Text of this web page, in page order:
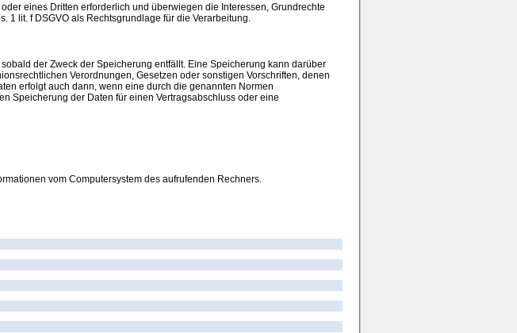
eines Dritten erforderlich und überwiegen die Interessen, Grundrechte
1 lit. f DSGVO als Rechtsgrundlage für die Verarbeitung.
der Zweck der Speicherung entfällt. Eine Speicherung kann darüber
Verordnungen, Gesetzen oder sonstigen Vorschriften, denen
erfolgt auch dann, wenn eine durch die genannten Normen
Speicherung der Daten für einen Vertragsabschluss oder eine
vom Computersystem des aufrufenden Rechners.